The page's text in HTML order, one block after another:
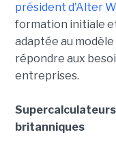
président d'Alter
formation initiale
adaptée au
répondre aux
entreprises.
britanniques